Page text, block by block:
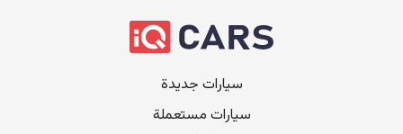
سيارات جديدة
سيارات مستعملة